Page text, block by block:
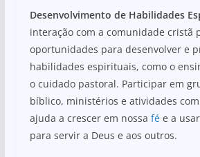
Desenvolvimento de Habilidades
interação com a comunidade cristã
oportunidades para desenvolver e
habilidades espirituais, como o
o cuidado pastoral. Participar em
bíblico, ministérios e atividades
ajuda a crescer em nossa fée a
para servir a Deus e aos outros.